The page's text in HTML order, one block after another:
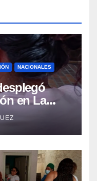
NACIONALES
en La
protección